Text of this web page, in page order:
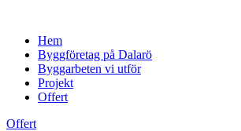
Hem
Byggföretag på Dalarö
Byggarbeten vi utför
Projekt
Offert
Offert